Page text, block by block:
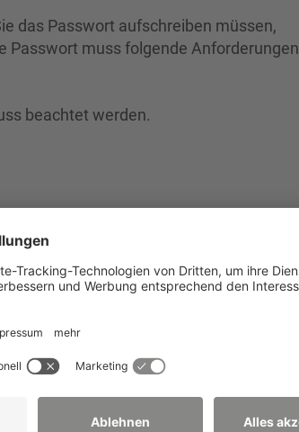
das Passwort aufschreiben müssen,
Passwort muss folgende Anforderungen
beachtet werden.
verwenden